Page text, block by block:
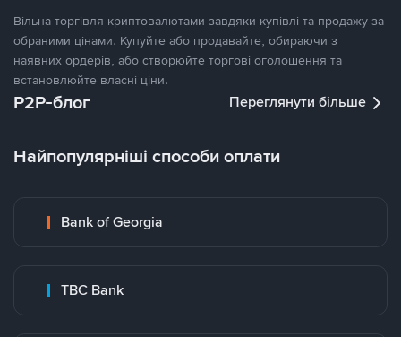
Вільна торгівля криптовалютами завдяки купівлі та продажу за
обраними цінами. Купуйте або продавайте, обираючи з
наявних ордерів, або створюйте торгові оголошення та
встановлюйте власні ціни.
P2P-блог Переглянути більше
Найпопулярніші способи оплати
Bank of Georgia
TBC Bank